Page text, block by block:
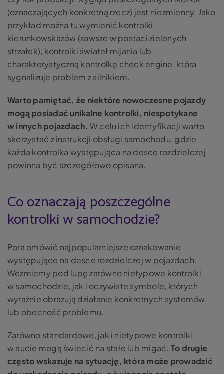
(oznaczających konkretną rzecz) jest niezmienny. Jako
przykład można tu wymienić kontrolki
kierunkowskazów (zawsze w postaci zielonych
strzałek), kontrolki świateł mijania lub
charakterystyczną kontrolkę check engine, która
sygnalizuje problem z silnikiem.
Warto pamiętać, że niektóre nowoczesne pojazdy
mogą posiadać unikalne kontrolki, niespotykane
w innych pojazdach. W celu ich identyfikacji warto
skorzystać z instrukcji obsługi samochodu, gdzie
każda kontrolka występująca na desce rozdzielczej
powinna być szczegółowo opisana.
Co oznaczają poszczególne
kontrolki w samochodzie?
Pora omówić najpopularniejsze oznakowanie
występujące na desce rozdzielczej w pojazdach.
Weźmiemy pod lupę zarówno nietypowe kontrolki
w samochodzie, jak i oczywiste symbole, których
wyraźnie obrazują działanie konkretnych systemów
lub obecność problemu.
Zarówno standardowe, jak i nietypowe kontrolki
w aucie mogą świecić na stałe lub migać. To drugie
często wskazuje na sytuację, która może prowadzić